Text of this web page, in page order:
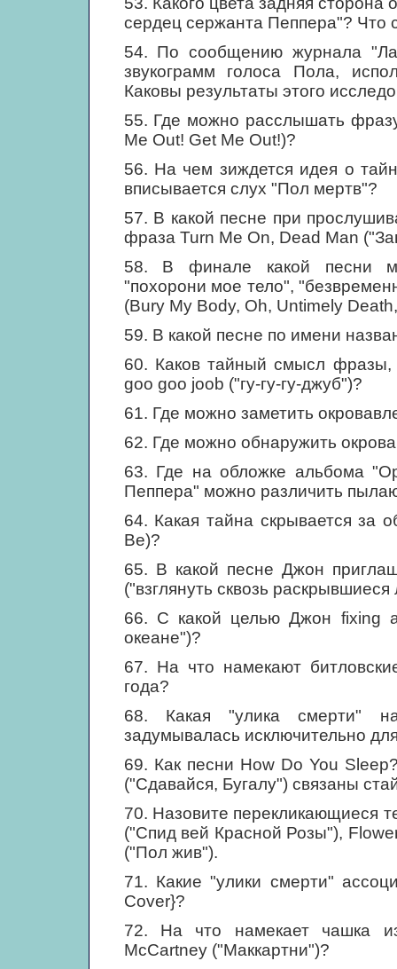
сердец сержанта Пеппера"? Что
54. По сообщению журнала
звукограмм голоса Пола,
Каковы результаты этого
55. Где можно расслышать
Me Out! Get Me Out!)?
56. На чем зиждется идея о
вписывается слух "Пол мертв"?
57. В какой песне при
фраза Turn Me On, Dead Man
58. В финале какой песни
"похорони мое тело",
(Bury My Body, Oh, Untimely
59. В какой песне по имени
60. Каков тайный смысл фразы,
goo goo joob ("гу-гу-гу-джуб")?
61. Где можно заметить
62. Где можно обнаружить
63. Где на обложке альбома
Пеппера" можно различить
64. Какая тайна скрывается за
Be)?
65. В какой песне Джон
("взглянуть сквозь
66. С какой целью Джон fixing
океане")?
67. На что намекают
года?
68. Какая "улика смерти"
задумывалась исключительно
69. Как песни How Do You
("Сдавайся, Бугалу") связаны
70. Назовите перекликающиеся
("Спид вей Красной Розы"),
("Пол жив").
71. Какие "улики смерти"
Cover}?
72. На что намекает чашка
McCartney ("Маккартни")?